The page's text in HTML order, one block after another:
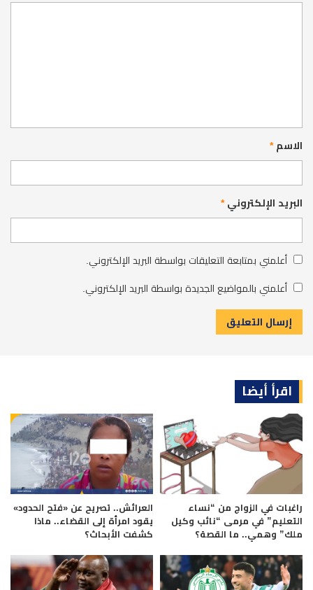
الاسم*
البريد الإلكتروني*
أعلمني بمتابعة التعليقات بواسطة البريد الإلكتروني.
أعلمني بالمواضيع الجديدة بواسطة البريد الإلكتروني.
اقرأ أيضا
راغبات في الزواج من “نساء
التعليم” في مرمى “نائب وكيل
ملك” وهمي.. ما القصة؟
العرائش.. تصريح عن «فتح الحدود»
يقود امرأة إلى القضاء.. ماذا
كشفت الأبحاث؟